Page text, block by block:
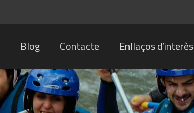
Blog Contacte Enllaços d’interès